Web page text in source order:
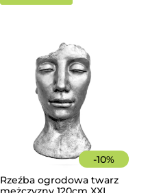
-10%
Rzeźba ogrodowa twarz